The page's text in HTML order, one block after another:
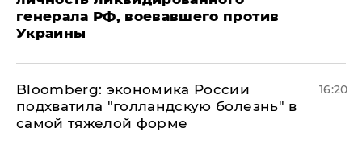
генерала РФ, воевавшего против
Украины
Bloomberg: экономика России
подхватила "голландскую болезнь" в
самой тяжелой форме
16:20